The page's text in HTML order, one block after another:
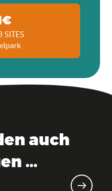
SITES
auch
...